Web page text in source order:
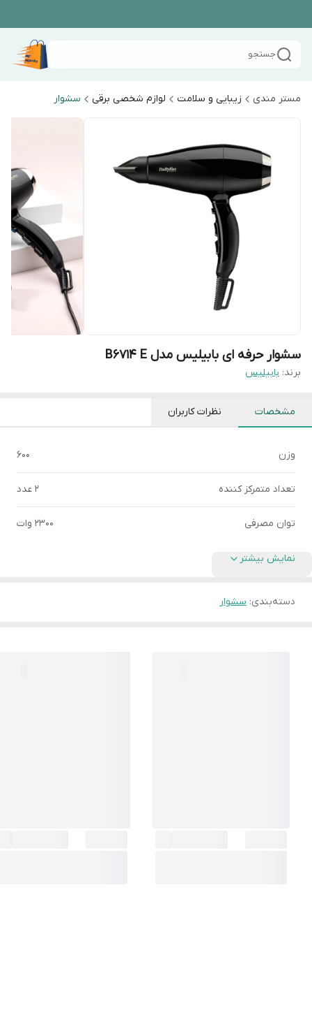
جستجو
مستر مندی زیبایی و سلامت لوازم شخصی برقی سشوار
سشوار حرفه ای بابیلیس مدل B6714 E
برند: بابیلیس
مشخصات نظرات کاربران
وزن 600
تعداد متمرکز کننده 2 عدد
توان مصرفی 2300 وات
نمایش بیشتر
دسته‌بندی: سشوار